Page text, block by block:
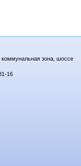
зона, шоссе
16